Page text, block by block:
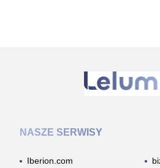
NASZE SERWISY
Iberion.com